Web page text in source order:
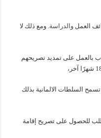
العملوالدراسة . ومع ذلك لا
بالعمل على تمديد تصريحهم
السلطات الالمانية بذلك
للحصول على تصريح إقامة